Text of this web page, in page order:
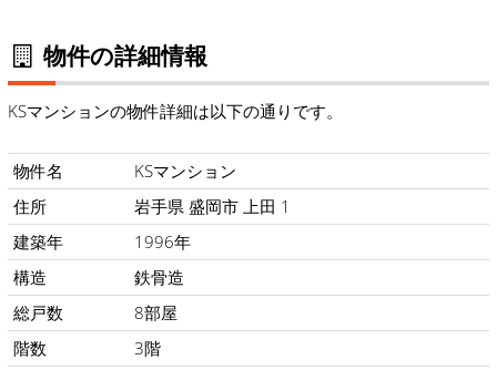
物件の詳細情報
KSマンションの物件詳細は以下の通りです。
物件名
KSマンション
住所
岩手県 盛岡市 上田 1
建築年
1996年
構造
鉄骨造
総戸数
8部屋
階数
3階